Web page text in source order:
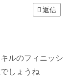
返信
ルのフィニッシ
しょうね